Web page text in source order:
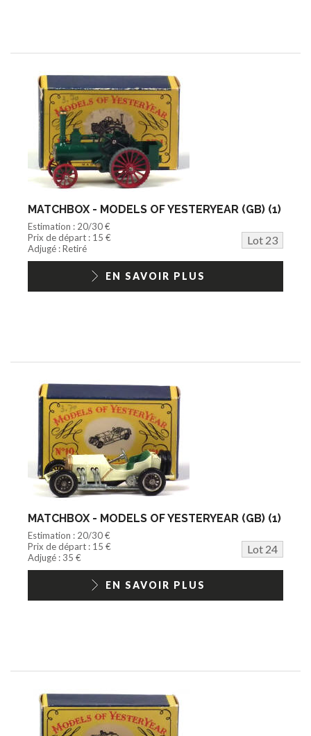
MATCHBOX - MODELS OF YESTERYEAR (GB) (1)
Estimation : 20/30 €
Prix de départ : 15 €
Lot 23
Adjugé : Retiré
EN SAVOIR PLUS
MATCHBOX - MODELS OF YESTERYEAR (GB) (1)
Estimation : 20/30 €
Prix de départ : 15 €
Lot 24
Adjugé : 35 €
EN SAVOIR PLUS